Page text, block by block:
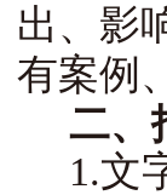
出、影
有案例
二、
1.文